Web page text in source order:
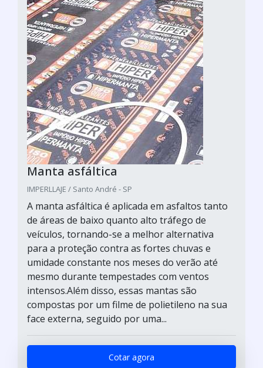
Manta asfáltica
IMPERLLAJE / Santo André - SP
A manta asfáltica é aplicada em asfaltos tanto
de áreas de baixo quanto alto tráfego de
veículos, tornando-se a melhor alternativa
para a proteção contra as fortes chuvas e
umidade constante nos meses do verão até
mesmo durante tempestades com ventos
intensos.Além disso, essas mantas são
compostas por um filme de polietileno na sua
face externa, seguido por uma...
Cotar agora